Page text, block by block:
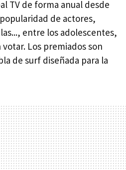
TV de forma anual desde
de actores,
entre los adolescentes,
Los premiados son
de surf diseñada para la